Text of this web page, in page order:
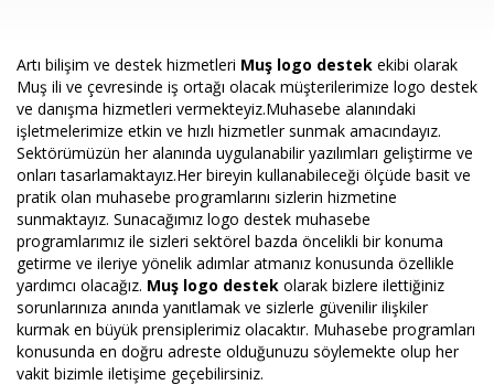
Artı bilişim ve destek hizmetleri Muş logo destek ekibi olarak
Muş ili ve çevresinde iş ortağı olacak müşterilerimize logo destek
ve danışma hizmetleri vermekteyiz.Muhasebe alanındaki
işletmelerimize etkin ve hızlı hizmetler sunmak amacındayız.
Sektörümüzün her alanında uygulanabilir yazılımları geliştirme ve
onları tasarlamaktayız.Her bireyin kullanabileceği ölçüde basit ve
pratik olan muhasebe programlarını sizlerin hizmetine
sunmaktayız. Sunacağımız logo destek muhasebe
programlarımız ile sizleri sektörel bazda öncelikli bir konuma
getirme ve ileriye yönelik adımlar atmanız konusunda özellikle
yardımcı olacağız. Muş logo destek olarak bizlere ilettiğiniz
sorunlarınıza anında yanıtlamak ve sizlerle güvenilir ilişkiler
kurmak en büyük prensiplerimiz olacaktır. Muhasebe programları
konusunda en doğru adreste olduğunuzu söylemekte olup her
vakit bizimle iletişime geçebilirsiniz.